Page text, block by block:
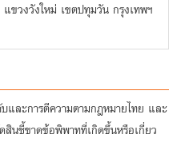
ขวงวังใหม่ เขตปทุมวัน กรุงเทพฯ
และการตีความตามกฎหมายไทย และ
สินชี้ขาดข้อพิพาทที่เกิดขึ้นหรือเกี่ยว